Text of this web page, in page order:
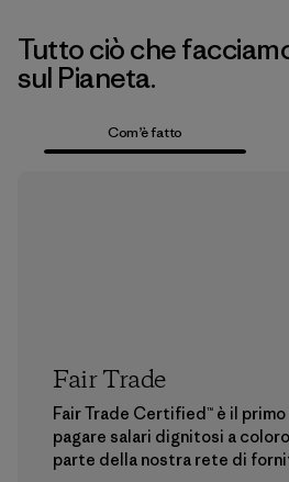
Tutto ciò che
sul Pianeta.
Com’è fatto
Fair Trade
Fair Trade Certified™ è il
pagare salari dignitosi a
parte della nostra rete di